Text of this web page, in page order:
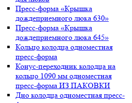
Пресс-форма «Крышка
дождеприемного люка 630»
Пресс-форма «Крышка
дождеприемного люка 645»
Кольцо колодца одноместная
пресс-форма
Конус-переходник колодца на
кольцо 1090 мм одноместная
пресс-форма ИЗ ПАКОВКИ
Дно колодца одноместная пресс-